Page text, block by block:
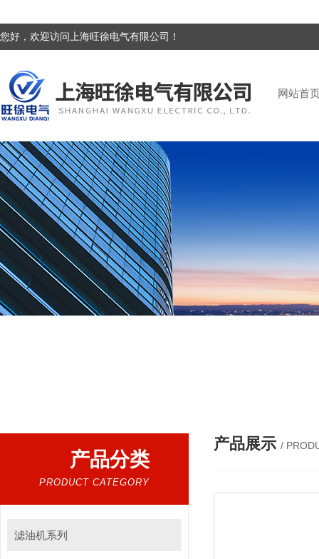
您好，欢迎访问上海旺徐电气有限公司！
网站首
产品分类
PRODUCT CATEGORY
滤油机系列
产品展示 /